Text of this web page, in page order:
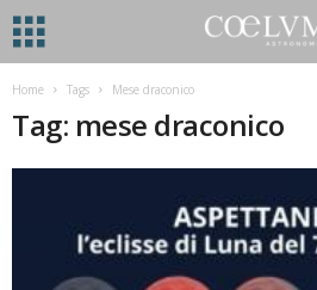
Home Tags Mese draconico
Tag: mese draconico